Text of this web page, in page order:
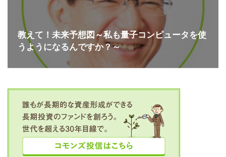
教えて！未来予想図～私も量子コンピュータを使
うようになるんですか？～